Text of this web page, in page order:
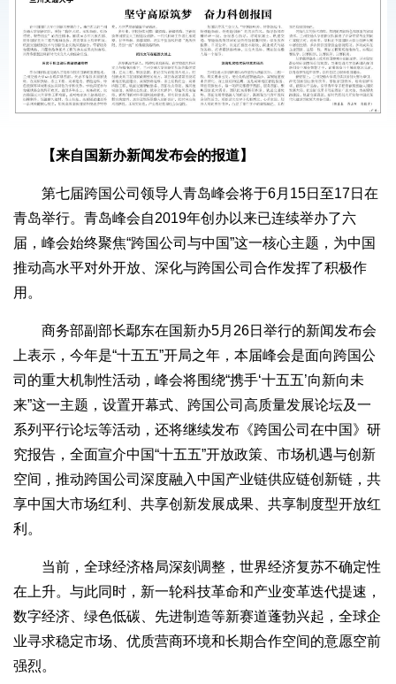
【来自国新办新闻发布会的报道】
第七届跨国公司领导人青岛峰会将于6月15日至17日在
青岛举行。青岛峰会自2019年创办以来已连续举办了六
届，峰会始终聚焦“跨国公司与中国”这一核心主题，为中国
推动高水平对外开放、深化与跨国公司合作发挥了积极作
用。
商务部副部长鄢东在国新办5月26日举行的新闻发布会
上表示，今年是“十五五”开局之年，本届峰会是面向跨国公
司的重大机制性活动，峰会将围绕“携手‘十五五’向新向未
来”这一主题，设置开幕式、跨国公司高质量发展论坛及一
系列平行论坛等活动，还将继续发布《跨国公司在中国》研
究报告，全面宣介中国“十五五”开放政策、市场机遇与创新
空间，推动跨国公司深度融入中国产业链供应链创新链，共
享中国大市场红利、共享创新发展成果、共享制度型开放红
利。
当前，全球经济格局深刻调整，世界经济复苏不确定性
在上升。与此同时，新一轮科技革命和产业变革迭代提速，
数字经济、绿色低碳、先进制造等新赛道蓬勃兴起，全球企
业寻求稳定市场、优质营商环境和长期合作空间的意愿空前
强烈。